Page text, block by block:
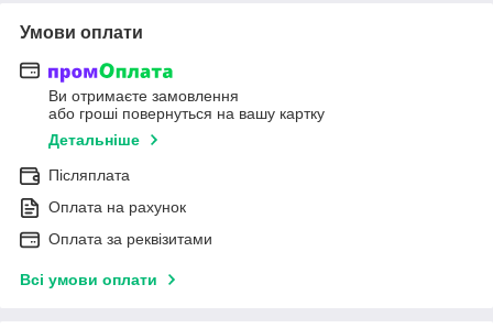
Умови оплати
Ви отримаєте замовлення
або гроші повернуться на вашу картку
Детальніше
Післяплата
Оплата на рахунок
Оплата за реквізитами
Всі умови оплати